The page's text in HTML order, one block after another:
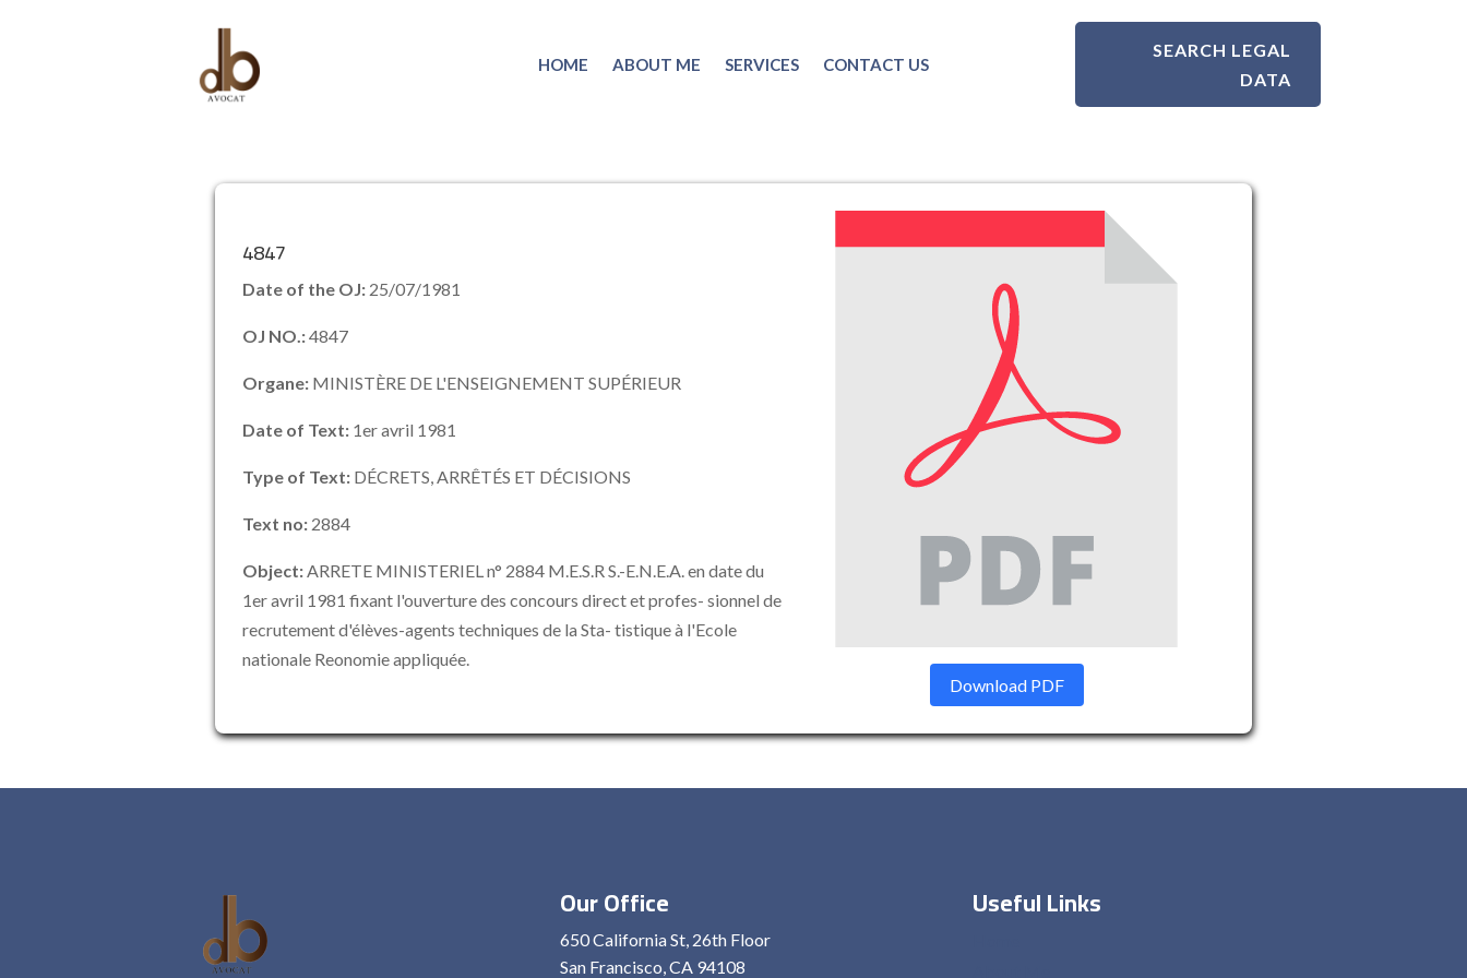
HOME ABOUT ME SERVICES CONTACT US
SEARCH LEGAL
DATA
4847
Date of the OJ: 25/07/1981
OJ NO.:4847
Organe: MINISTÈRE DE L'ENSEIGNEMENT SUPÉRIEUR
Date of Text: 1er avril 1981
Type of Text: DÉCRETS, ARRÊTÉS ET DÉCISIONS
Text no: 2884
Object:ARRETE MINISTERIEL n° 2884 M.E.S.R S.-E.N.E.A. en date du
1er avril 1981 fixant l'ouverture des concours direct et profes- sionnel de
recrutement d'élèves-agents techniques de la Sta- tistique à l'Ecole
nationale Reonomie appliquée.
Download PDF
Our Office
650 California St, 26th Floor
San Francisco, CA 94108
Useful Links